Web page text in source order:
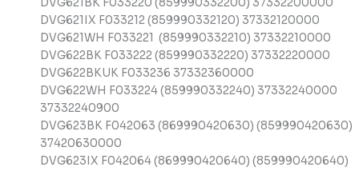
DVG621BK F033220 (859990332200) 37332200000
DVG621IX F033212 (859990332120) 37332120000
DVG621WH F033221 (859990332210) 37332210000
DVG622BK F033222 (859990332220) 37332220000
DVG622BKUK F033236 37332360000
DVG622WH F033224 (859990332240) 37332240000
37332240900
DVG623BK F042063 (869990420630) (859990420630)
37420630000
DVG623IX F042064 (869990420640) (859990420640)